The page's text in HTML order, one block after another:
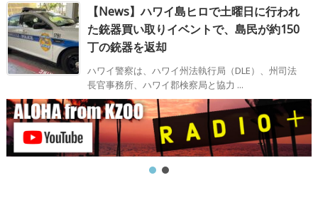
【News】ハワイ島ヒロで土曜日に行われ
た銃器買い取りイベントで、島民が約150
丁の銃器を返却
ハワイ警察は、ハワイ州法執行局（DLE）、州司法
長官事務所、ハワイ郡検察局と協力 ...